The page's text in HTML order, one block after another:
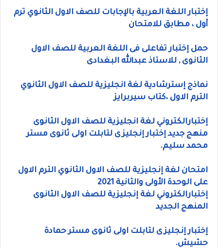
إختبار اللغة العربية بالإجابات للصف الاول الثانوي ترم
أول ، مطابق للامتحان
حمل إختبار تفاعلى فى اللغة العربية للصف الاول
الثانوى , للاستاذ عبدالله البغدادى
نماذج إسترشادية لغة انجليزية للصف الاول الثانوي
الترم الاول ،كتاب سيربرايز
إختبارالكتروني لغة انجليزية للصف الاول الثانوى
منهج جديد إختبار إنجليزى لتابلت اولى ثانوى مستر
محمد سليم.
امتحان لغة إنجليزية للصف الاول الثانوي الترم الاول
على الوحدة الأولى والثانية 2021
إختبارالكتروني لغة إنجليزية للصف الاول الثانوى
المنهج الجديد
إختبار إنجليزى لتابلت اولى ثانوى مستر حمادة
حشيش.